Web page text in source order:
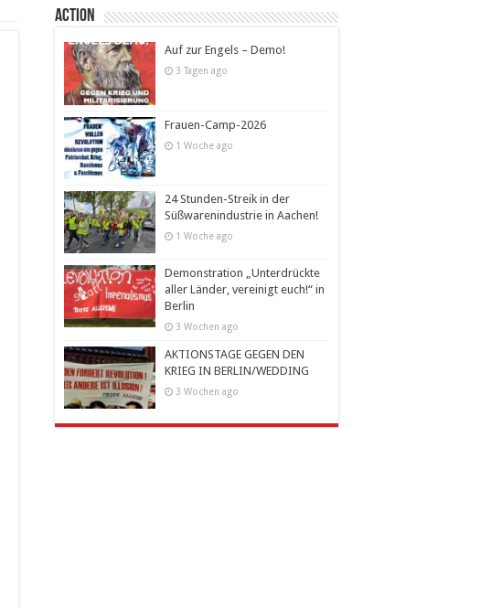
Action
Auf zur Engels – Demo!
3 Tagen ago
Frauen-Camp-2026
1 Woche ago
24 Stunden-Streik in der
Süßwarenindustrie in Aachen!
1 Woche ago
Demonstration „Unterdrückte
aller Länder, vereinigt euch!“ in
Berlin
3 Wochen ago
AKTIONSTAGE GEGEN DEN
KRIEG IN BERLIN/WEDDING
3 Wochen ago